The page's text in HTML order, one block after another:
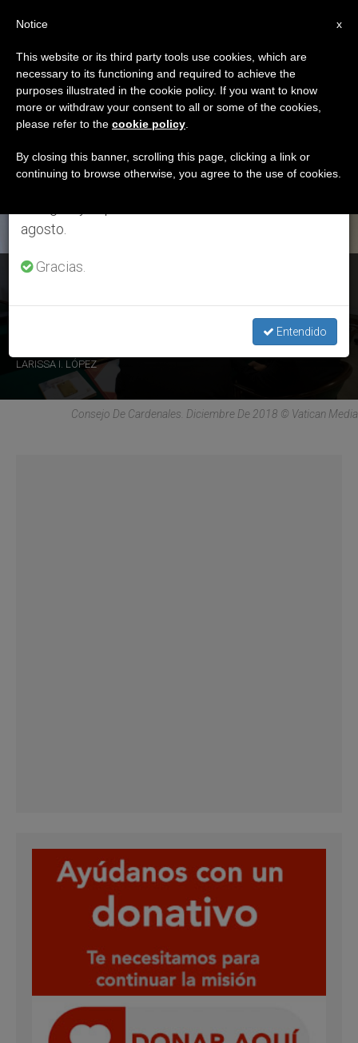
ETIQUETA
Posts Tagged ‘Mons.
Marco Mellino’
ÚLTIMAS NOTICIAS
El Consejo de Cardenales modifica el borrador de la nueva
LARISSA I. LÓPEZ
Consejo De Cardenales. Diciembre De 2018 © Vatican Media
×
Aviso importante
Del 27 de julio al 7 de agosto haremos la pausa
anual, aprovechando que en el periodo de verano
se generan menos informaciones y también el
agosto.
Gracias.
Entendido
x
Notice
This website or its third party tools use cookies, which are
necessary to its functioning and required to achieve the
purposes illustrated in the cookie policy. If you want to know
more or withdraw your consent to all or some of the cookies,
please refer to the cookie policy
By closing this banner, scrolling this page, clicking a link or
continuing to browse otherwise, you agree to the use of cookies.